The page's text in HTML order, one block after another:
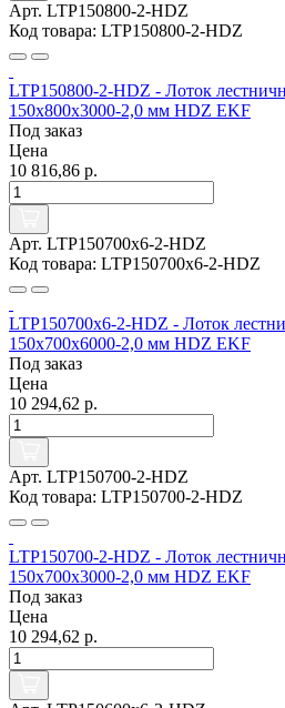
Арт. LTP150800-2-HDZ
Код товара: LTP150800-2-HDZ
LTP150800-2-HDZ - Лоток
150х800х3000-2,0 мм HDZ EKF
Под заказ
Цена
10 816,86 р.
Арт. LTP150700x6-2-HDZ
Код товара: LTP150700x6-2-HDZ
LTP150700x6-2-HDZ - Лоток
150х700х6000-2,0 мм HDZ EKF
Под заказ
Цена
10 294,62 р.
Арт. LTP150700-2-HDZ
Код товара: LTP150700-2-HDZ
LTP150700-2-HDZ - Лоток
150х700х3000-2,0 мм HDZ EKF
Под заказ
Цена
10 294,62 р.